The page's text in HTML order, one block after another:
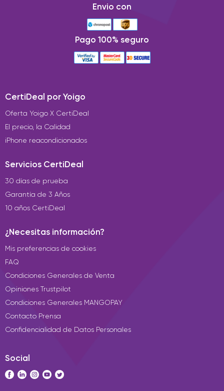
Envio con
Pago 100% seguro
CertiDeal por Yoigo
Oferta Yoigo X CertiDeal
El precio, la Calidad
iPhone reacondicionados
Servicios CertiDeal
30 días de prueba
Garantía de 3 Años
10 años CertiDeal
¿Necesitas información?
Mis preferencias de cookies
FAQ
Condiciones Generales de Venta
Opiniones Trustpilot
Condiciones Generales MANGOPAY
Contacto Prensa
Confidencialidad de Datos Personales
Social